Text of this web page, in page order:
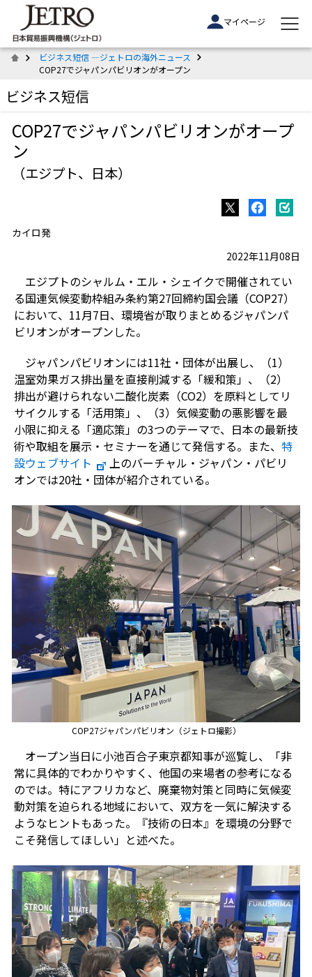
マイページ
ビジネス短信 ―ジェトロの海外ニュース
COP27でジャパンパビリオンがオープン
ビジネス短信
COP27でジャパンパビリオンがオープ
ン
（エジプト、日本）
カイロ発
2022年11月08日
エジプトのシャルム・エル・シェイクで開催されてい
る国連気候変動枠組み条約第27回締約国会議（COP27）
において、 11月7日、環境省が取りまとめるジャパンパ
ビリオンがオープンした。
ジャパンパビリオンには11社・団体が出展し、（1）
温室効果ガス排出量を直接削減する「緩和策」、（2）
排出が避けられない二酸化炭素（CO2）を原料としてリ
サイクルする「活用策」、（3）気候変動の悪影響を最
小限に抑える「適応策」の3つのテーマで、日本の最新技
術や取組を展示・セミナーを通じて発信する。また、 特
設ウェブサイト
上のバーチャル・ジャパン・パビリ
オンでは20社・団体が紹介されている。
COP27ジャパンパビリオン（ジェトロ撮影）
オープン当日に小池百合子東京都知事が巡覧し、「非
常に具体的でわかりやすく、他国の来場者の参考になる
のでは。特にアフリカなど、廃棄物対策と同時に気候変
動対策を迫られる地域において、双方を一気に解決する
ようなヒントもあった。『技術の日本』を環境の分野で
こそ発信してほしい」と述べた。